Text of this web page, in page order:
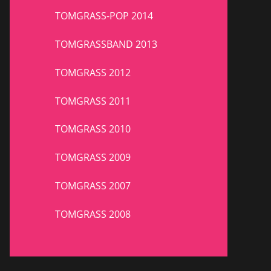
TOMGRASS-POP 2014
TOMGRASSBAND 2013
TOMGRASS 2012
TOMGRASS 2011
TOMGRASS 2010
TOMGRASS 2009
TOMGRASS 2007
TOMGRASS 2008